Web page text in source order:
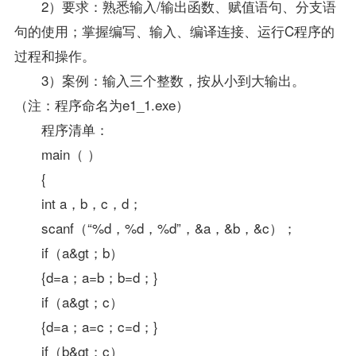
2）要求：熟悉输入/输出函数、赋值语句、分支语
句的使用；掌握编写、输入、编译连接、运行C程序的
过程和操作。
3）案例：输入三个整数，按从小到大输出。
（注：程序命名为e1_1.exe）
程序清单：
main（ ）
{
int a，b，c，d；
scanf（“%d，%d，%d”，&a，&b，&c）；
if（a&gt；b）
{d=a；a=b；b=d；}
if（a&gt；c）
{d=a；a=c；c=d；}
if（b&gt；c）